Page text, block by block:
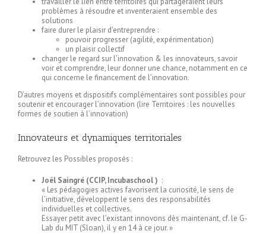
problèmes à résoudre et inventeraient ensemble des
solutions
faire durer le plaisir d’entreprendre :
pouvoir progresser (agilité, expérimentation)
un plaisir collectif
changer le regard sur l’innovation & les innovateurs, savoir
voir et comprendre, leur donner une chance, notamment en ce
qui concerne le financement de l’innovation.
D’autres moyens et dispositifs complémentaires sont possibles pour
soutenir et encourager l’innovation (lire Territoires : les nouvelles
formes de soutien à l’innovation)
Innovateurs et dynamiques territoriales
Retrouvez les Possibles proposés :
Joël Saingré (CCIP, Incubaschool ) :
« Les pédagogies actives favorisent la curiosité, le sens de
l’initiative, développent le sens des responsabilités
individuelles et collectives.
Essayer petit avec l’existant innovons dès maintenant, cf. le G-
Lab du MIT (Sloan), il y en 14 à ce jour. »